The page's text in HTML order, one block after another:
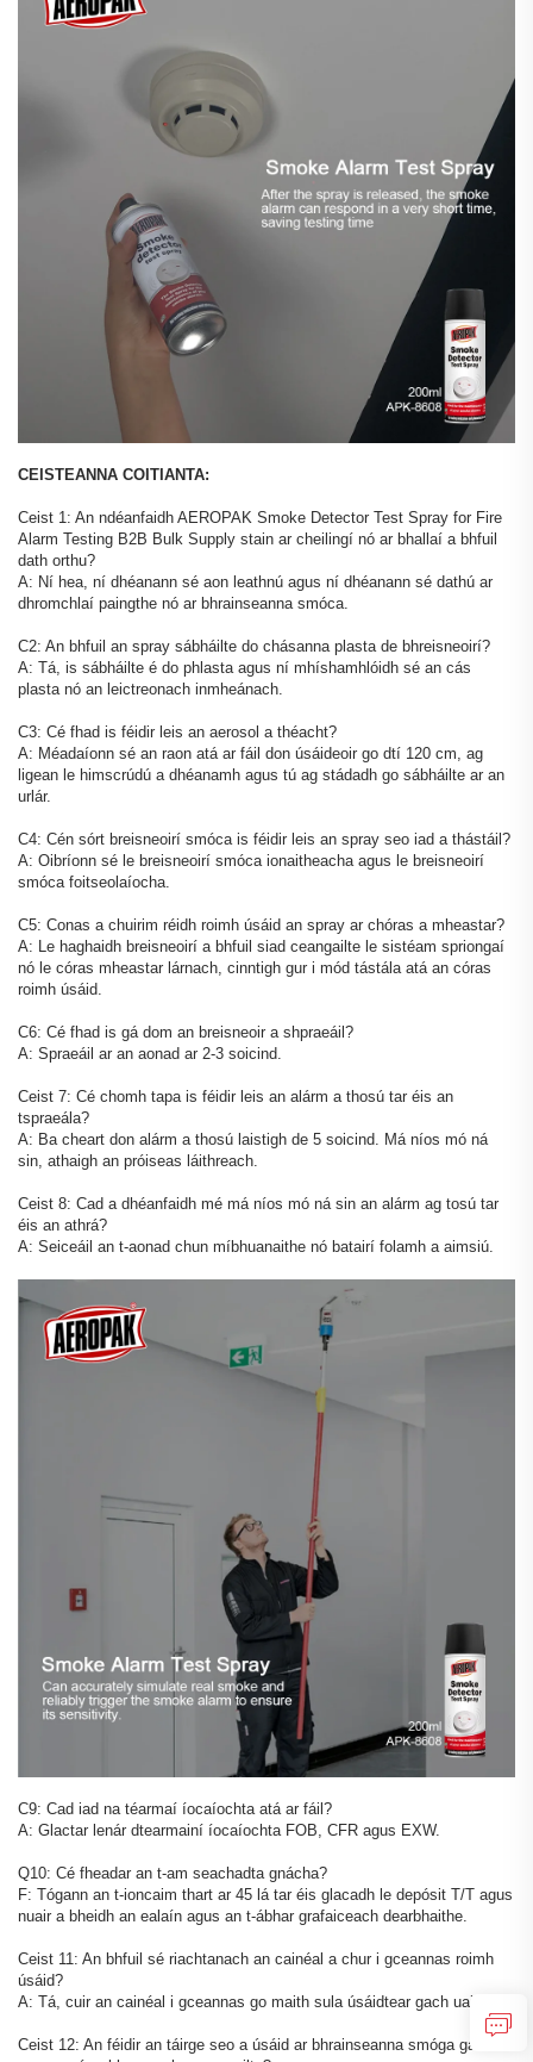
CEISTEANNA COITIANTA:
Ceist 1: An ndéanfaidh AEROPAK Smoke Detector Test Spray for Fire
Alarm Testing B2B Bulk Supply stain ar cheilingí nó ar bhallaí a bhfuil
dath orthu?
A: Ní hea, ní dhéanann sé aon leathnú agus ní dhéanann sé dathú ar
dhromchlaí paingthe nó ar bhrainseanna smóca.
C2: An bhfuil an spray sábháilte do chásanna plasta de bhreisneoirí?
A: Tá, is sábháilte é do phlasta agus ní mhíshamhlóidh sé an cás
plasta nó an leictreonach inmheánach.
C3: Cé fhad is féidir leis an aerosol a théacht?
A: Méadaíonn sé an raon atá ar fáil don úsáideoir go dtí 120 cm, ag
ligean le himscrúdú a dhéanamh agus tú ag stádadh go sábháilte ar an
urlár.
C4: Cén sórt breisneoirí smóca is féidir leis an spray seo iad a thástáil?
A: Oibríonn sé le breisneoirí smóca ionaitheacha agus le breisneoirí
smóca foitseolaíocha.
C5: Conas a chuirim réidh roimh úsáid an spray ar chóras a mheastar?
A: Le haghaidh breisneoirí a bhfuil siad ceangailte le sistéam spriongaí
nó le córas mheastar lárnach, cinntigh gur i mód tástála atá an córas
roimh úsáid.
C6: Cé fhad is gá dom an breisneoir a shpraeáil?
A: Spraeáil ar an aonad ar 2-3 soicind.
Ceist 7: Cé chomh tapa is féidir leis an alárm a thosú tar éis an
tspraeála?
A: Ba cheart don alárm a thosú laistigh de 5 soicind. Má níos mó ná
sin, athaigh an próiseas láithreach.
Ceist 8: Cad a dhéanfaidh mé má níos mó ná sin an alárm ag tosú tar
éis an athrá?
A: Seiceáil an t-aonad chun míbhuanaithe nó batairí folamh a aimsiú.
C9: Cad iad na téarmaí íocaíochta atá ar fáil?
A: Glactar lenár dtearmainí íocaíochta FOB, CFR agus EXW.
Q10: Cé fheadar an t-am seachadta gnácha?
F: Tógann an t-ioncaim thart ar 45 lá tar éis glacadh le depósit T/T agus
nuair a bheidh an ealaín agus an t-ábhar grafaiceach dearbhaithe.
Ceist 11: An bhfuil sé riachtanach an cainéal a chur i gceannas roimh
úsáid?
A: Tá, cuir an cainéal i gceannas go maith sula úsáidtear gach uair.
Ceist 12: An féidir an táirge seo a úsáid ar bhrainseanna smóga gan